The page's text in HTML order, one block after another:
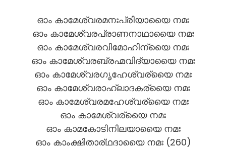
ഓം കാമേശ്വരമനഃപ്രിയായൈ നമഃ
ഓം കാമേശ്വരപ്രാണനാഥായൈ നമഃ
ഓം കാമേശ്വരവിമോഹിന്യൈ നമഃ
ഓം കാമേശ്വരബ്രഹ്മവിദ്യായൈ നമഃ
ഓം കാമേശ്വരഗൃഹേശ്വര്യൈ നമഃ
ഓം കാമേശ്വരാഹ്ലാദകര്യൈ നമഃ
ഓം കാമേശ്വരമഹേശ്വര്യൈ നമഃ
ഓം കാമേശ്വര്യൈ നമഃ
ഓം കാമകോടിനിലയായൈ നമഃ
ഓം കാംക്ഷിതാര്ഥദായൈ നമഃ (260)